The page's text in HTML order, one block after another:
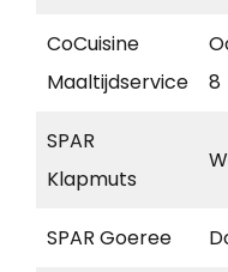
CoCuisine
Maaltijdservice
8
SPAR
Klapmuts
SPAR Goeree